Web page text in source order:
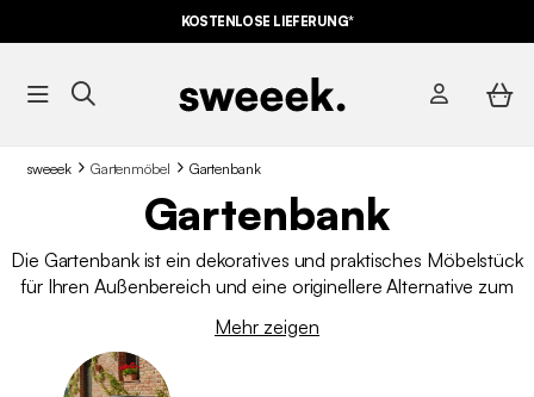
KOSTENLOSE LIEFERUNG*
sweeek Gartenmöbel Gartenbank
Gartenbank
Die Gartenbank ist ein dekoratives und praktisches Möbelstück
für Ihren Außenbereich und eine originellere Alternative zum
Sie unsere Auswahl, die Komfort, Funktionalität und Ästhetik
vereint. Ob zum Entspannen, zur Erweiterung Ihrer
Gartenmöbeloder einfach zur Verschönerung Ihrer Terrasse
Mehr zeigen